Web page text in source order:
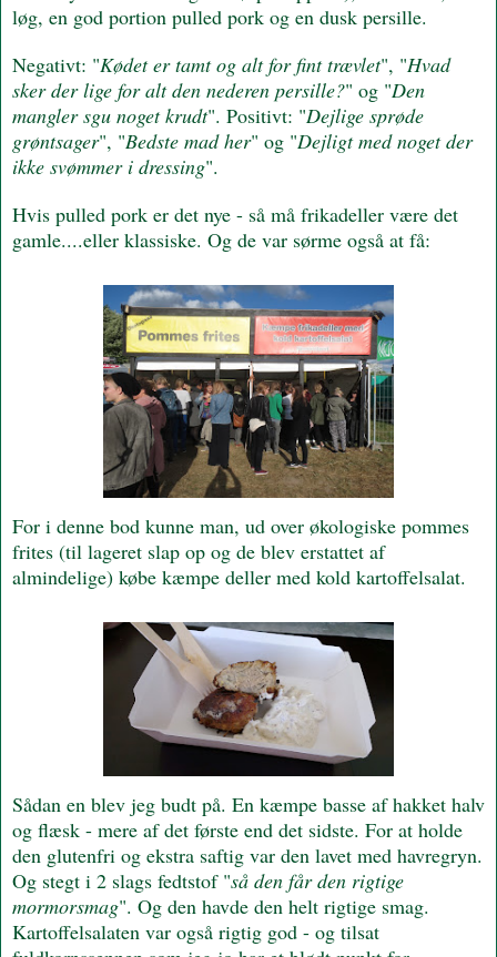
løg, en god portion pulled pork og en dusk persille.
Negativt: "Kødet er tamt og alt for fint trævlet", "Hvad
sker der lige for alt den nederen persille?" og "Den
mangler sgu noget krudt". Positivt: "Dejlige sprøde
grøntsager", "Bedste mad her" og "Dejligt med noget der
ikke svømmer i dressing".
Hvis pulled pork er det nye - så må frikadeller være det
gamle....eller klassiske. Og de var sørme også at få:
For i denne bod kunne man, ud over økologiske pommes
frites (til lageret slap op og de blev erstattet af
almindelige) købe kæmpe deller med kold kartoffelsalat.
Sådan en blev jeg budt på. En kæmpe basse af hakket halv
og flæsk - mere af det første end det sidste. For at holde
den glutenfri og ekstra saftig var den lavet med havregryn.
Og stegt i 2 slags fedtstof "så den får den rigtige
mormorsmag". Og den havde den helt rigtige smag.
Kartoffelsalaten var også rigtig god - og tilsat